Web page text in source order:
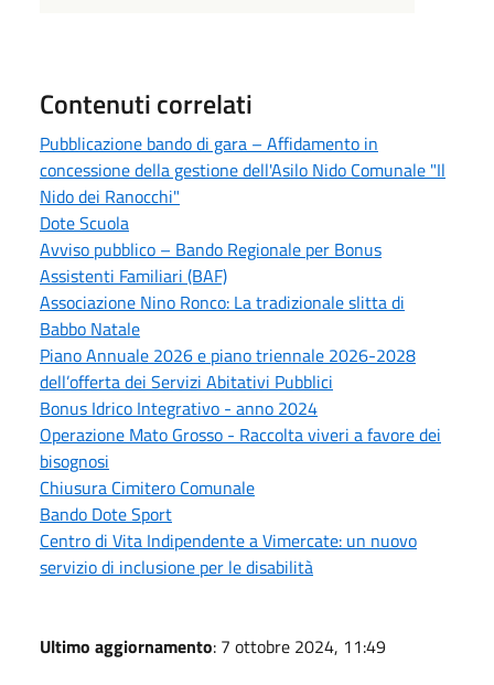
Contenuti correlati
Pubblicazione bando di gara – Affidamento in
concessione della gestione dell'Asilo Nido Comunale "Il
Nido dei Ranocchi"
Dote Scuola
Avviso pubblico – Bando Regionale per Bonus
Assistenti Familiari (BAF)
Associazione Nino Ronco: La tradizionale slitta di
Babbo Natale
Piano Annuale 2026 e piano triennale 2026-2028
dell’offerta dei Servizi Abitativi Pubblici
Bonus Idrico Integrativo - anno 2024
Operazione Mato Grosso - Raccolta viveri a favore dei
bisognosi
Chiusura Cimitero Comunale
Bando Dote Sport
Centro di Vita Indipendente a Vimercate: un nuovo
servizio di inclusione per le disabilità
Ultimo aggiornamento: 7 ottobre 2024, 11:49